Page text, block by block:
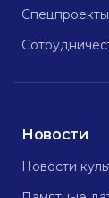
Спецпроекты
Новости
Новости